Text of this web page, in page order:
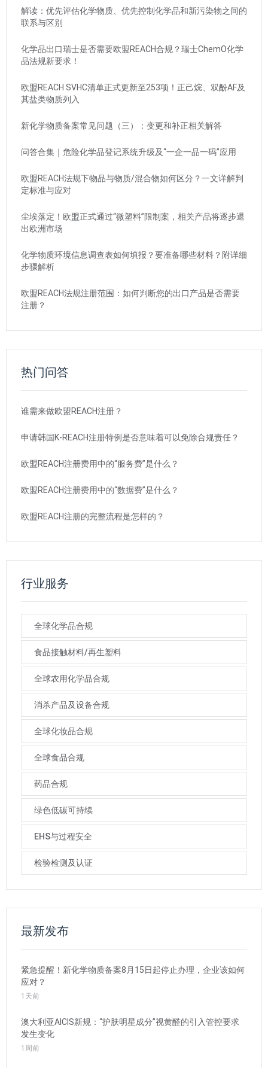
解读：优先评估化学物质、优先控制化学品和新污染物之间的
联系与区别
化学品出口瑞士是否需要欧盟REACH合规？瑞士ChemO化学
品法规新要求！
欧盟REACH SVHC清单正式更新至253项！正己烷、双酚AF及
其盐类物质列入
新化学物质备案常见问题（三）：变更和补正相关解答
问答合集｜危险化学品登记系统升级及“一企一品一码”应用
欧盟REACH法规下物品与物质/混合物如何区分？一文详解判
定标准与应对
尘埃落定！欧盟正式通过“微塑料”限制案，相关产品将逐步退
出欧洲市场
化学物质环境信息调查表如何填报？要准备哪些材料？附详细
步骤解析
欧盟REACH法规注册范围：如何判断您的出口产品是否需要
注册？
热门问答
谁需来做欧盟REACH注册？
申请韩国K-REACH注册特例是否意味着可以免除合规责任？
欧盟REACH注册费用中的“服务费”是什么？
欧盟REACH注册费用中的“数据费”是什么？
欧盟REACH注册的完整流程是怎样的？
行业服务
全球化学品合规
食品接触材料/再生塑料
全球农用化学品合规
消杀产品及设备合规
全球化妆品合规
全球食品合规
药品合规
绿色低碳可持续
EHS与过程安全
检验检测及认证
最新发布
紧急提醒！新化学物质备案8月15日起停止办理，企业该如何
应对？
1天前
澳大利亚AICIS新规：“护肤明星成分”视黄醛的引入管控要求
发生变化
1周前